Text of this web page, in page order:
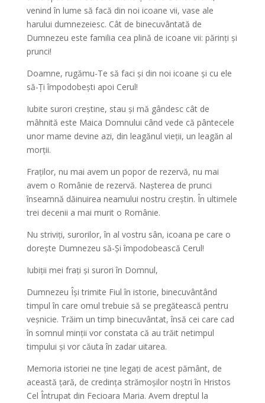
venind în lume să facă din noi icoane vii, vase ale
harului dumnezeiesc. Cât de binecuvântată de
Dumnezeu este familia cea plină de icoane vii: părinți și
prunci!
Doamne, rugămu-Te să faci și din noi icoane și cu ele
să-Ți împodobești apoi Cerul!
Iubite surori creștine, stau și mă gândesc cât de
mâhnită este Maica Domnului când vede că pântecele
unor mame devine azi, din leagănul vieții, un leagăn al
morții.
Fraților, nu mai avem un popor de rezervă, nu mai
avem o Românie de rezervă. Nașterea de prunci
înseamnă dăinuirea neamului nostru creștin. În ultimele
trei decenii a mai murit o Românie.
Nu striviți, surorilor, în al vostru sân, icoana pe care o
dorește Dumnezeu să-Și împodobească Cerul!
Iubiții mei frați și surori în Domnul,
Dumnezeu Își trimite Fiul în istorie, binecuvântând
timpul în care omul trebuie să se pregătească pentru
veșnicie. Trăim un timp binecuvântat, însă cei care cad
în somnul minții vor constata că au trăit netimpul
timpului și vor căuta în zadar uitarea.
Memoria istoriei ne ține legați de acest pământ, de
această țară, de credința strămoșilor noștri în Hristos
Cel Întrupat din Fecioara Maria. Avem dreptul la